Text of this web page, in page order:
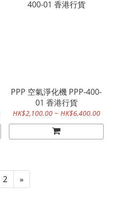
PPP 空氣淨化機 PPP-400-
01 香港行貨
HK$2,100.00 ~ HK$6,400.00
2 »